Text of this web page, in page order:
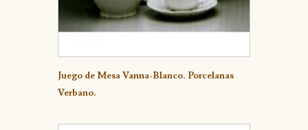
Detalle
Juego de Mesa Vanna-Blanco. Porcelanas
Verbano.